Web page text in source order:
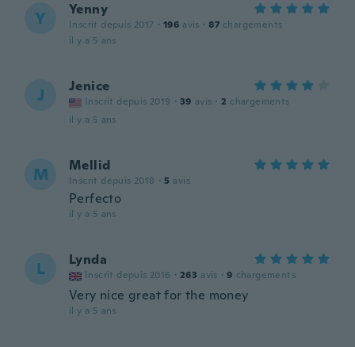
Y Yenny
Inscrit depuis 2017 · 196 avis · 87 chargements
il y a 5 ans
J Jenice
Inscrit depuis 2019 · 39 avis · 2 chargements
il y a 5 ans
M Mellid
Inscrit depuis 2018 · 5 avis
Perfecto
il y a 5 ans
L Lynda
Inscrit depuis 2016 · 263 avis · 9 chargements
Very nice great for the money
il y a 5 ans